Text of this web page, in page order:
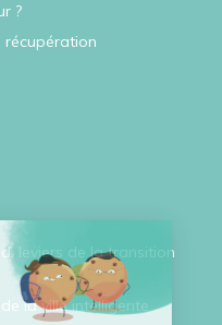
?
récupération
leviers de la transition
la ville intelligente